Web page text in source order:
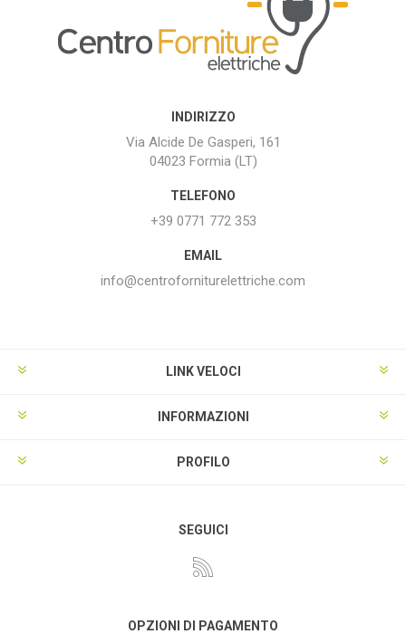
INDIRIZZO
Via Alcide De Gasperi, 161
04023 Formia (LT)
TELEFONO
+39 0771 772 353
EMAIL
info@centroforniturelettriche.com
LINK VELOCI
INFORMAZIONI
PROFILO
SEGUICI
OPZIONI DI PAGAMENTO